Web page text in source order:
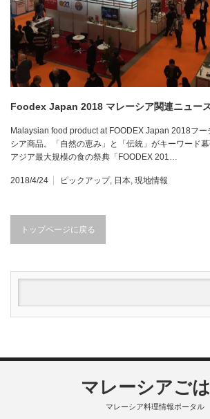
Foodex Japan 2018 マレーシア関連ニュー
Malaysian food product at FOODEX Japan 2018フ
シア商品。「自然の恵み」と「伝統」がキーワード
アジア最大規模の食の祭典「FOODEX 201…
2018/4/24 ピックアップ, 日本, 現地情報
トップページに戻る
マレーシアご
マレーシア料理情報ポータル